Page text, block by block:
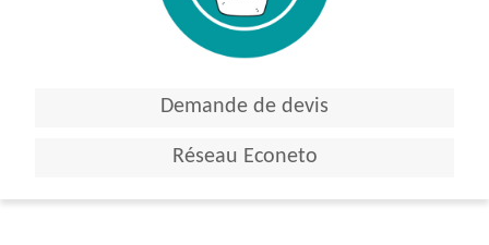
Demande de devis
Réseau Econeto